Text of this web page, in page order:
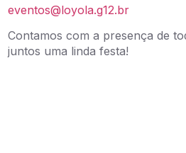
eventos@loyola.g12.br
Contamos com a presença de
juntos uma linda festa!